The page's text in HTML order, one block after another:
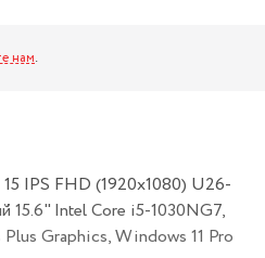
нам.
IPS FHD (1920x1080) U26-
15.6" Intel Core i5-1030NG7,
Graphics, Windows 11 Pro